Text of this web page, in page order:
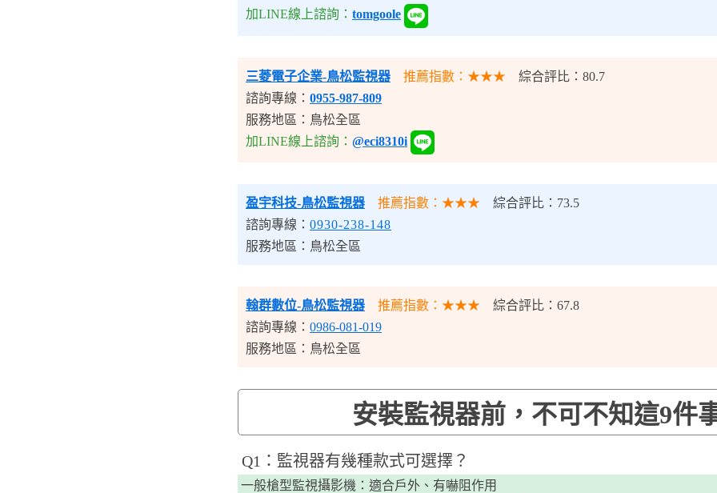
加LINE線上諮詢： tomgoole
三菱電子企業-鳥松監視器 推薦指數：★★★
綜合評比：80.7
諮詢專線： 0955-987-809
服務地區：鳥松全區
加LINE線上諮詢： @eci8310i
盈宇科技-鳥松監視器 推薦指數：★★★
綜合評比：73.5
諮詢專線： 0930-238-148
服務地區：鳥松全區
翰群數位-鳥松監視器 推薦指數：★★★
綜合評比：67.8
諮詢專線： 0986-081-019
服務地區：鳥松全區
安裝監視器前，不可不知這9件
​Q1：監視器有幾種款式可選擇？
一般槍型監視攝影機：適合戶外、有嚇阻作用